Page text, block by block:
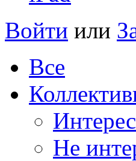
Войти или
Все
Не